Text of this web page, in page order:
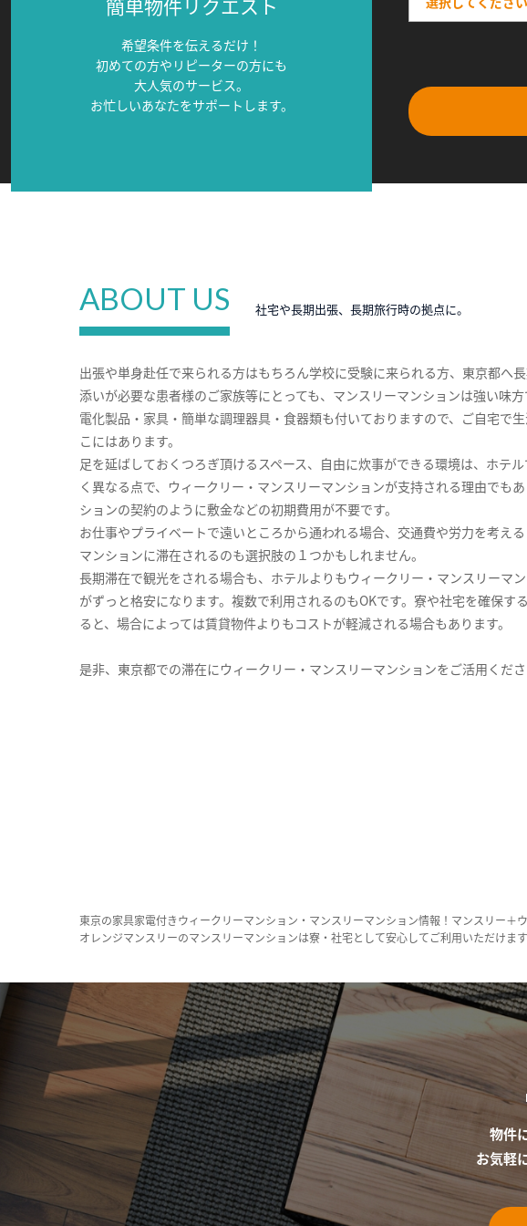
簡単物件リクエスト
希望条件を伝えるだけ！
初めての方やリピーターの方にも
大人気のサービス。
お忙しいあなたをサポートします。
ABOUT US 社宅や長期出張、長期旅行時の拠点に。
出張や単身赴任で来られる方はもちろん学校に受験に来られる方、東京都へ
添いが必要な患者様のご家族等にとっても、マンスリーマンションは強い味方
電化製品・家具・簡単な調理器具・食器類も付いておりますので、ご自宅で
こにはあります。
足を延ばしておくつろぎ頂けるスペース、自由に炊事ができる環境は、ホテ
く異なる点で、ウィークリー・マンスリーマンションが支持される理由でも
ションの契約のように敷金などの初期費用が不要です。
お仕事やプライベートで遠いところから通われる場合、交通費や労力を考え
マンションに滞在されるのも選択肢の１つかもしれません。
長期滞在で観光をされる場合も、ホテルよりもウィークリー・マンスリーマ
がずっと格安になります。複数で利用されるのもOKです。寮や社宅を確保す
ると、場合によっては賃貸物件よりもコストが軽減される場合もあります。
是非、東京都での滞在にウィークリー・マンスリーマンションをご活用くださ
東京の家具家電付きウィークリーマンション・マンスリーマンション情報！マンスリー＋
オレンジマンスリーのマンスリーマンションは寮・社宅として安心してご利用いただけま
物件
お気軽